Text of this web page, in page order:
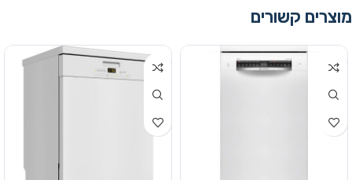
מוצרים קשורים